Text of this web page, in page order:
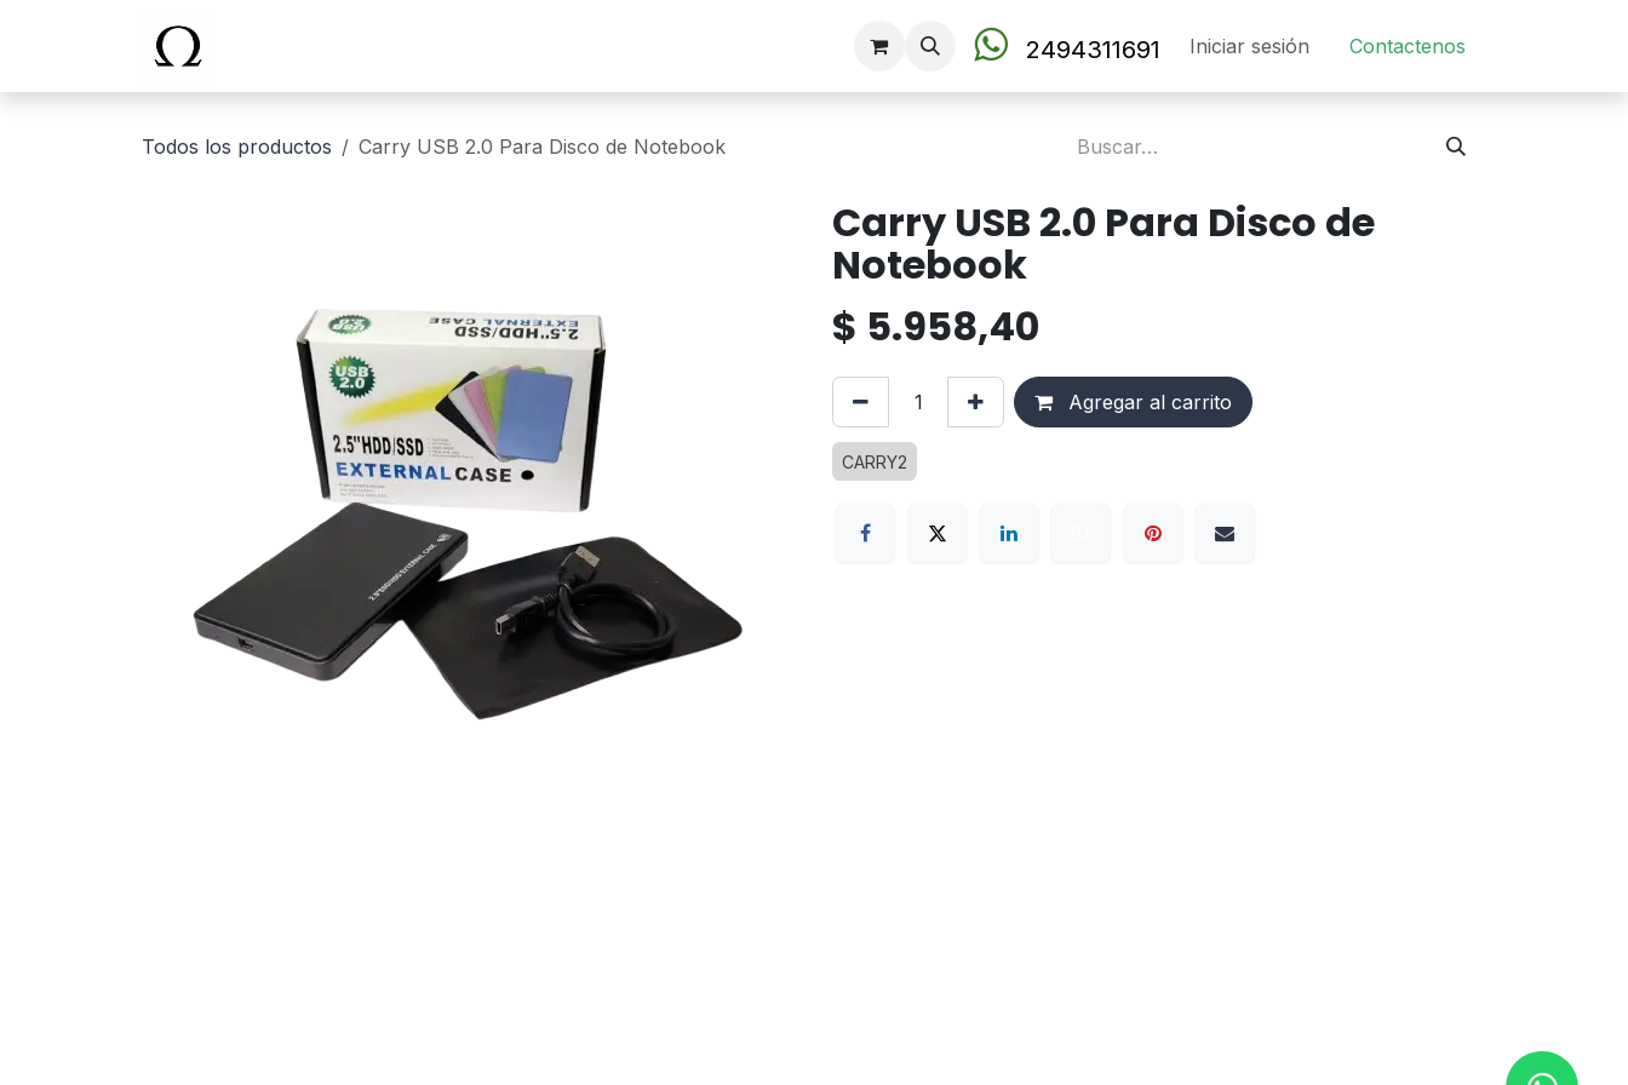
2494311691 Iniciar sesión Contact​en​os​
Todos los productos Carry USB 2.0 Para Disco de Notebook
Carry USB 2.0 Para Disco de
Notebook
$ 5.958,40
Agregar al carrito
CARRY2